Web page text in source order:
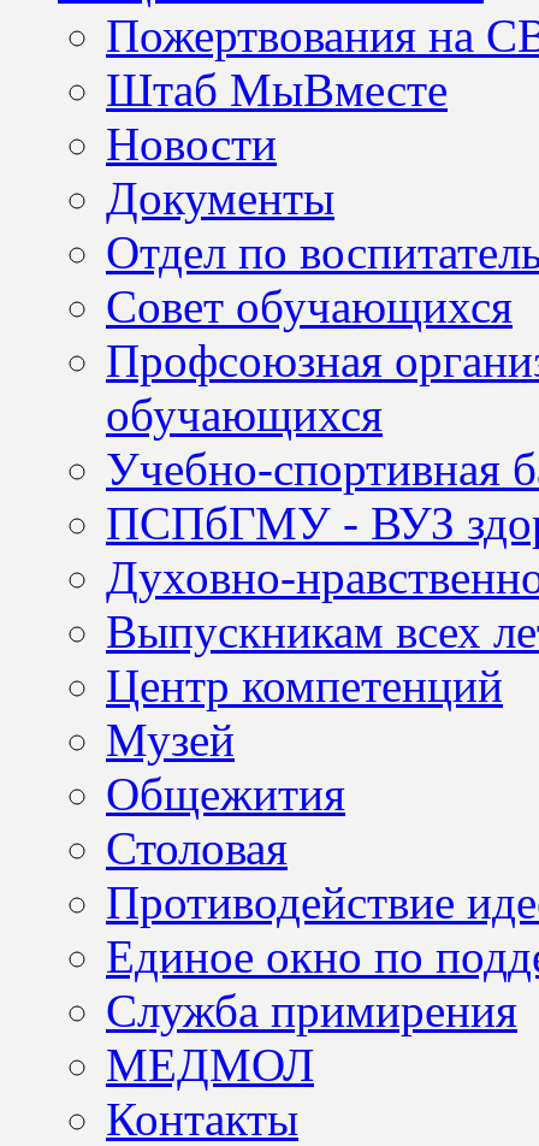
Пожертвования на
Штаб МыВместе
Новости
Документы
Отдел по
Совет обучающихся
Профсоюзная
обучающихся
Учебно-спортивная
ПСПбГМУ - ВУЗ
Духовно-
Выпускникам всех
Центр компетенций
Музей
Общежития
Столовая
Противодействие
Единое окно по
Служба примирения
МЕДМОЛ
Контакты